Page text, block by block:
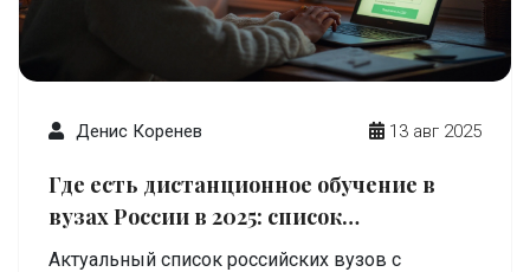
Денис Коренев 13 авг 2025
Где есть дистанционное обучение в
вузах России в 2025: список
университетов и как выбрать
Актуальный список российских вузов с